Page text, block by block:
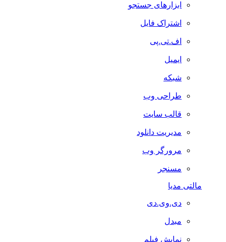
ابزارهای جستجو
اشتراک فایل
اف.تی.پی
ایمیل
شبکه
طراحی وب
قالب سایت
مدیریت دانلود
مرورگر وب
مسنجر
مالتی مدیا
دی.وی.دی
مبدل
نمایش فیلم